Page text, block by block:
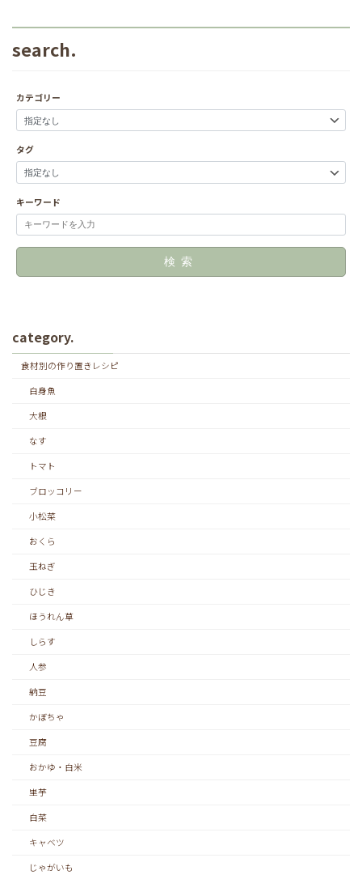
search.
カテゴリー
タグ
キーワード
検索
category.
食材別の作り置きレシピ
白身魚
大根
なす
トマト
ブロッコリー
小松菜
おくら
玉ねぎ
ひじき
ほうれん草
しらす
人参
納豆
かぼちゃ
豆腐
おかゆ・白米
里芋
白菜
キャベツ
じゃがいも